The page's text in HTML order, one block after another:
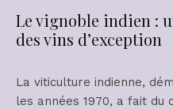
Le vignoble indien :
des vins d’exception
La viticulture indienne,
les années 1970, a fait du